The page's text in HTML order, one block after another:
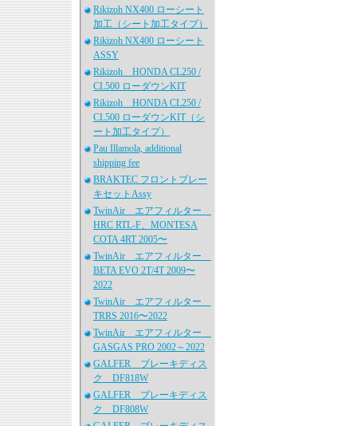
Rikizoh NX400 ローシート
加工（シート加工タイプ）
Rikizoh NX400 ローシート
ASSY
Rikizoh HONDA CL250 /
CL500 ローダウンKIT
Rikizoh HONDA CL250 /
CL500 ローダウンKIT（シ
ート加工タイプ）
Pau Illamola, additional
shipping fee
BRAKTEC フロントブレー
キセットAssy
TwinAir エアフィルター
HRC RTL-F、MONTESA
COTA 4RT 2005〜
TwinAir エアフィルター
BETA EVO 2T/4T 2009〜
2022
TwinAir エアフィルター
TRRS 2016〜2022
TwinAir エアフィルター
GASGAS PRO 2002～2022
GALFER ブレーキディス
ク DF818W
GALFER ブレーキディス
ク DF808W